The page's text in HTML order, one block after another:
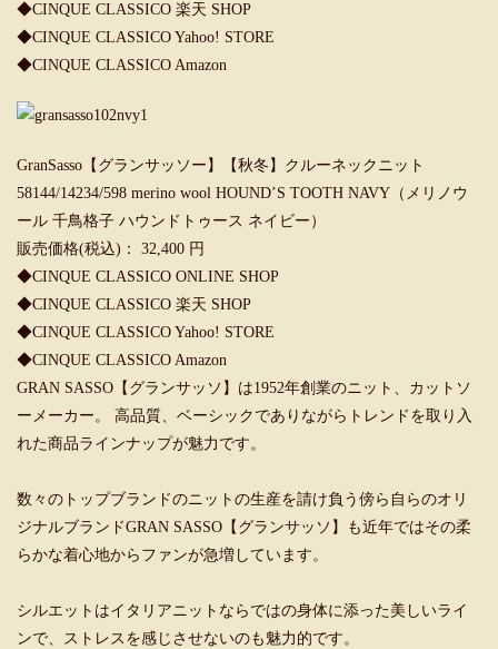
◆CINQUE CLASSICO 楽天 SHOP
◆CINQUE CLASSICO Yahoo! STORE
◆CINQUE CLASSICO Amazon
GranSasso【グランサッソー】【秋冬】クルーネックニット
58144/14234/598 merino wool HOUND’S TOOTH NAVY（メリノウ
ール 千鳥格子 ハウンドトゥース ネイビー）
販売価格(税込)： 32,400 円
◆CINQUE CLASSICO ONLINE SHOP
◆CINQUE CLASSICO 楽天 SHOP
◆CINQUE CLASSICO Yahoo! STORE
◆CINQUE CLASSICO Amazon
GRAN SASSO【グランサッソ】は1952年創業のニット、カットソ
ーメーカー。 高品質、ベーシックでありながらトレンドを取り入
れた商品ラインナップが魅力です。
数々のトップブランドのニットの生産を請け負う傍ら自らのオリ
ジナルブランドGRAN SASSO【グランサッソ】も近年ではその柔
らかな着心地からファンが急増しています。
シルエットはイタリアニットならではの身体に添った美しいライ
ンで、ストレスを感じさせないのも魅力的です。